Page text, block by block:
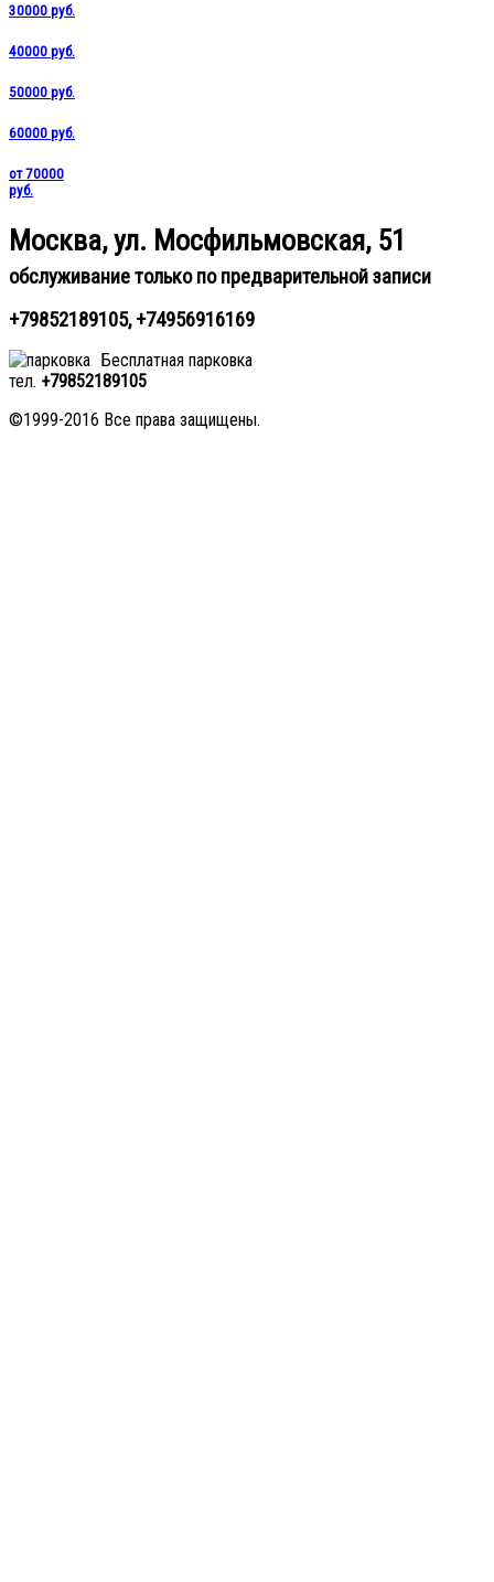
30000 руб.
40000 руб.
50000 руб.
60000 руб.
от 70000
руб.
Москва, ул. Мосфильмовская, 51
обслуживание только по предварительной записи
+79852189105, +74956916169
Бесплатная парковка
тел. +79852189105
©1999-2016 Все права защищены.